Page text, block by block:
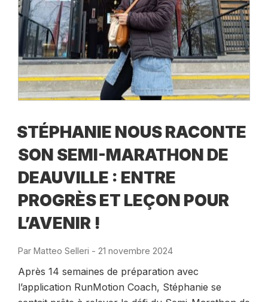
STÉPHANIE NOUS RACONTE
SON SEMI-MARATHON DE
DEAUVILLE : ENTRE
PROGRÈS ET LEÇON POUR
L’AVENIR !
Par Matteo Selleri - Publié
21 novembre 2024
Après 14 semaines de préparation avec
l’application RunMotion Coach, Stéphanie se